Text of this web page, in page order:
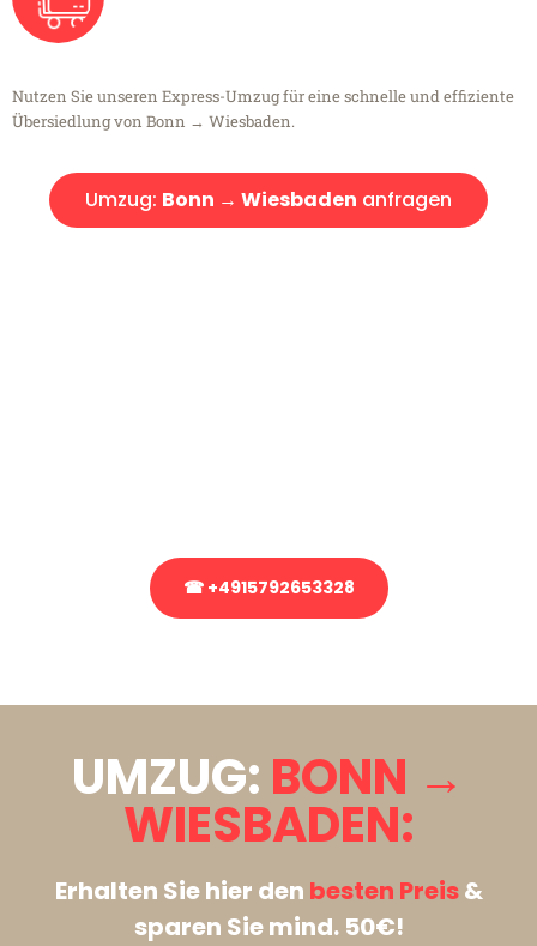
Nutzen Sie unseren Express-Umzug für eine schnelle und effiziente
Übersiedlung von Bonn → Wiesbaden.
Umzug: Bonn → Wiesbaden anfragen
☎ +4915792653328
UMZUG: BONN →
WIESBADEN:
Erhalten Sie hier den besten Preis&
sparen Sie mind. 50€!